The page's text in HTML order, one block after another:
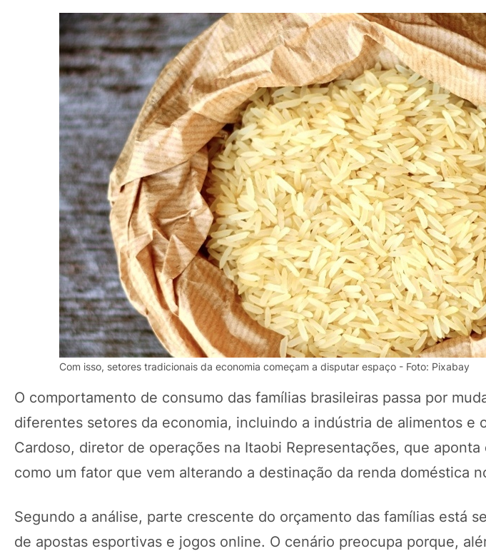
Com isso, setores tradicionais da economia começam a disputar espaço - Foto: Pixabay
O comportamento de consumo das famílias brasileiras passa por
diferentes setores da economia, incluindo a indústria de alimentos e
Cardoso, diretor de operações na Itaobi Representações, que
como um fator que vem alterando a destinação da renda doméstica
Segundo a análise, parte crescente do orçamento das famílias está
de apostas esportivas e jogos online. O cenário preocupa porque,